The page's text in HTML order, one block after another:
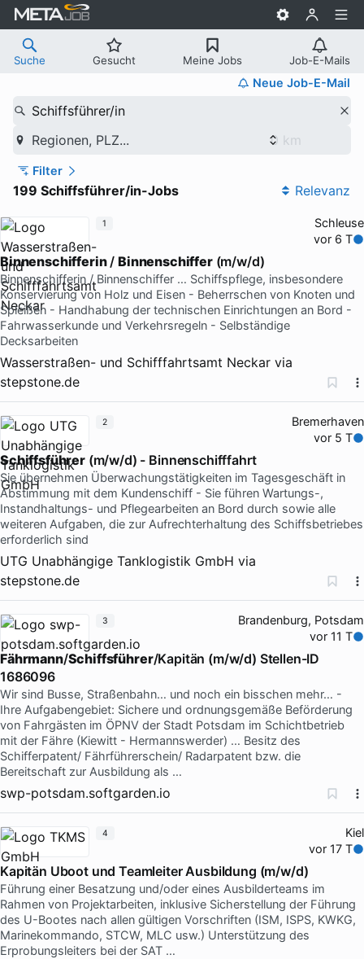
Suche Gesucht Meine Jobs Job-E-Mails
Neue Job-E-Mail
Schiffsführer/in
Regionen, PLZ...
Filter
199 Schiffsführer/in-Jobs Relevanz
Schleuse
vor 6 T
Binnenschifferin/ Binnenschiffer(m/w/d)
Binnenschifferin / Binnenschiffer … Schiffspflege, insbesondere
Konservierung von Holz und Eisen - Beherrschen von Knoten und
Spleißen - Handhabung der technischen Einrichtungen an Bord -
Fahrwasserkunde und Verkehrsregeln - Selbständige
Decksarbeiten
Wasserstraßen- und Schifffahrtsamt Neckar via
stepstone.de
1
Bremerhaven
vor 5 T
Schiffsführer(m/w/d) - Binnenschifffahrt
Sie übernehmen Überwachungstätigkeiten im Tagesgeschäft in
Abstimmung mit dem Kundenschiff - Sie führen Wartungs-,
Instandhaltungs- und Pflegearbeiten an Bord durch sowie alle
weiteren Aufgaben, die zur Aufrechterhaltung des Schiffsbetriebes
erforderlich sind
UTG Unabhängige Tanklogistik GmbH via
stepstone.de
2
Brandenburg, Potsdam
vor 11 T
Fährmann/Schiffsführer/Kapitän (m/w/d) Stellen-ID
1686096
Wir sind Busse, Straßenbahn… und noch ein bisschen mehr… -
Ihre Aufgabengebiet: Sichere und ordnungsgemäße Beförderung
von Fahrgästen im ÖPNV der Stadt Potsdam im Schichtbetrieb
mit der Fähre (Kiewitt - Hermannswerder) … Besitz des
Schifferpatent/ Fährführerschein/ Radarpatent bzw. die
Bereitschaft zur Ausbildung als …
swp-potsdam.softgarden.io
3
Kiel
vor 17 T
Kapitän Uboot und Teamleiter Ausbildung (m/w/d)
Führung einer Besatzung und/oder eines Ausbilderteams im
Rahmen von Projektarbeiten, inklusive Sicherstellung der Führung
des U-Bootes nach allen gültigen Vorschriften (ISM, ISPS, KWKG,
Marinekommando, STCW, MLC usw.) Unterstützung des
Erprobungsleiters bei der SAT …
4